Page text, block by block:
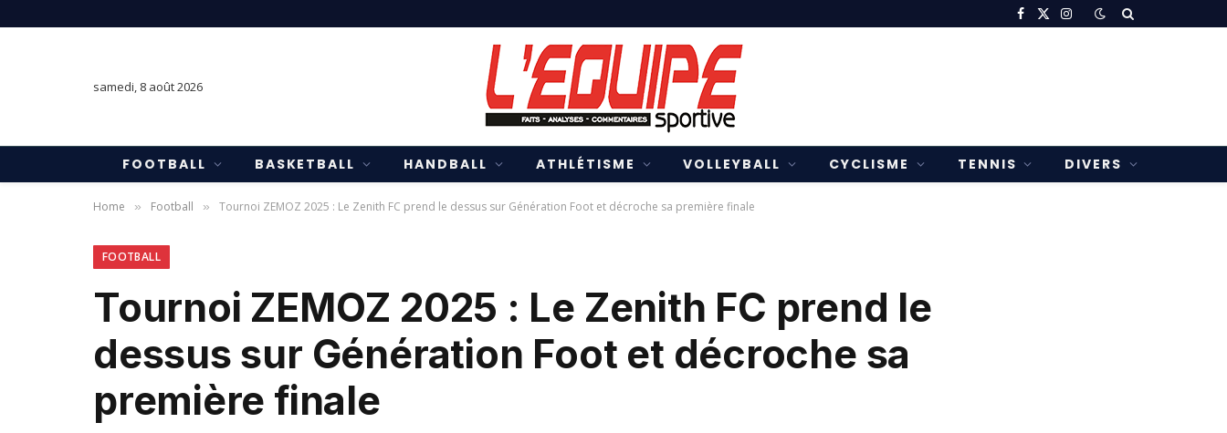
Facebook
X
Instagram
samedi, 8 août 2026
FOOTBALL BASKETBALL HANDBALL ATHLÉTISME VOLLEYBALL CYCLISME TENNIS DIVERS
Home » Football » Tournoi ZEMOZ 2025 : Le Zenith FC prend le dessus sur Génération Foot et décroche sa première finale
FOOTBALL
Tournoi ZEMOZ 2025 : Le Zenith FC prend le
dessus sur Génération Foot et décroche sa
première finale